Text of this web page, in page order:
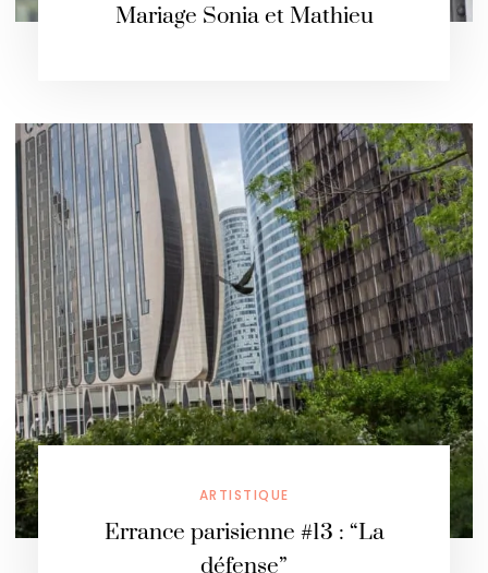
Mariage Sonia et Mathieu
ARTISTIQUE
Errance parisienne #13 : “La
défense”